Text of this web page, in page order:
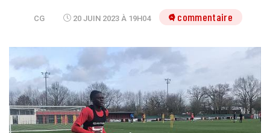
CG 20 JUIN 2023 À 19H04 1 commentaire